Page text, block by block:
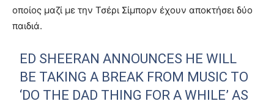
οποίος μαζί με την Τσέρι Σίμπορν έχουν αποκτήσει δύο
παιδιά.
ED SHEERAN ANNOUNCES HE WILL
BE TAKING A BREAK FROM MUSIC TO
‘DO THE DAD THING FOR A WHILE’ AS